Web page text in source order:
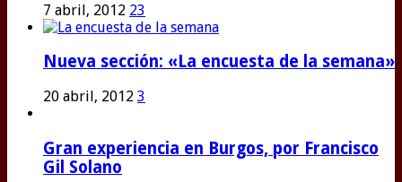
7 abril, 2012 23
Nueva sección: «La encuesta de la semana»
20 abril, 2012 3
Gran experiencia en Burgos, por Francisco
Gil Solano